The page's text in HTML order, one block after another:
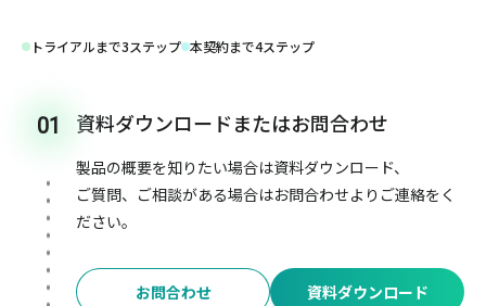
トライアルまで3ステップ 本契約まで4ステップ
01 資料ダウンロードまたはお問合わせ
製品の概要を知りたい場合は資料ダウンロード、
ご質問、ご相談がある場合はお問合わせよりご連絡をく
ださい。
お問合わせ 資料ダウンロード